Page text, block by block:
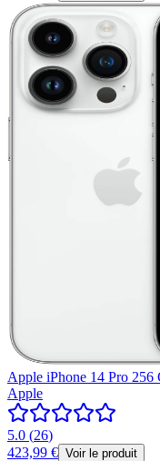
Apple iPhone 14 Pro 256
Apple
5.0 (26)
423,99 € Voir le produit